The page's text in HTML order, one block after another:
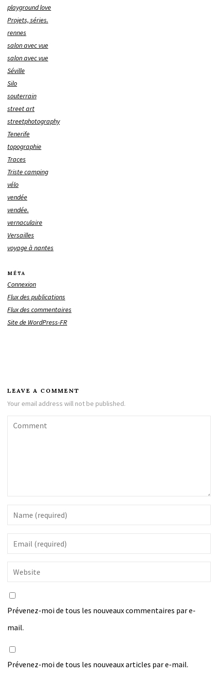
playground love
Projets, séries.
rennes
salon avec vue
salon avec vue
Séville
Silo
souterrain
street art
streetphotography
Tenerife
topographie
Traces
Triste camping
vélo
vendée
vendée.
vernaculaire
Versailles
voyage à nantes
MÉTA
Connexion
Flux des publications
Flux des commentaires
Site de WordPress-FR
LEAVE A COMMENT
Your email address will not be published.
Prévenez-moi de tous les nouveaux commentaires par e-
mail.
Prévenez-moi de tous les nouveaux articles par e-mail.